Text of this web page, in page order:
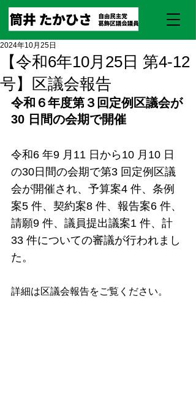
【令和6年10月25日 第4-12
号】区議会報告
2024年10月25日
令和６年度第３回定例区議会が
30 日間の会期で開催
令和6 年9 月11 日から10 月10 日
の30日間の会期で第3 回定例区議
会が開催され、予算案4 件、条例
案5 件、契約案8 件、報告案6 件、
請願9 件、議員提出議案1 件、計
33 件についての審議が行われまし
た。
詳細は区議会報告をご覧ください。